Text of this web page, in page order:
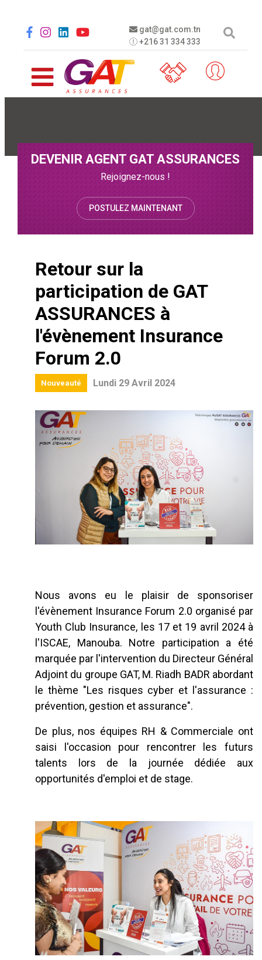
gat@gat.com.tn
+216 31 334 333
Social menu
DEVENIR AGENT GAT ASSURANCES
Rejoignez-nous !
POSTULEZ MAINTENANT
Retour sur la
participation de GAT
ASSURANCES à
l'évènement Insurance
Forum 2.0
Nouveauté Lundi 29 Avril 2024
Nous avons eu le plaisir de sponsoriser
l'évènement Insurance Forum 2.0 organisé par
Youth Club Insurance, les 17 et 19 avril 2024 à
l'ISCAE, Manouba. Notre participation a été
marquée par l'intervention du Directeur Général
Adjoint du groupe GAT, M. Riadh BADR abordant
le thème "Les risques cyber et l'assurance :
prévention, gestion et assurance".
De plus, nos équipes RH & Commerciale ont
saisi l'occasion pour rencontrer les futurs
talents lors de la journée dédiée aux
opportunités d'emploi et de stage.